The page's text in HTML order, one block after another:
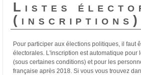
Listes
(inscriptions)
Pour participer aux élections politiques, il faut
électorales. L'inscription est automatique pour
(sous certaines conditions) et pour les
française après 2018. Si vous vous trouvez